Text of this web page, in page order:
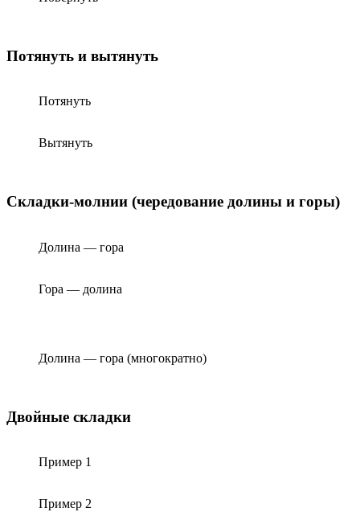
Потянуть и вытянуть
Потянуть
Вытянуть
Складки-молнии (чередование долины и горы)
Долина — гора
Гора — долина
Долина — гора (многократно)
Двойные складки
Пример 1
Пример 2